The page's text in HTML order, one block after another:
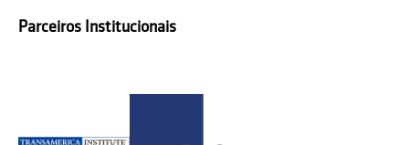
Parceiros Institucionais